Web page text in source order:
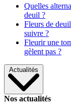
Quelles
deuil ?
Fleurs de
suivre ?
Fleurir une
gèlent pas ?
Actualités
Nos actualités